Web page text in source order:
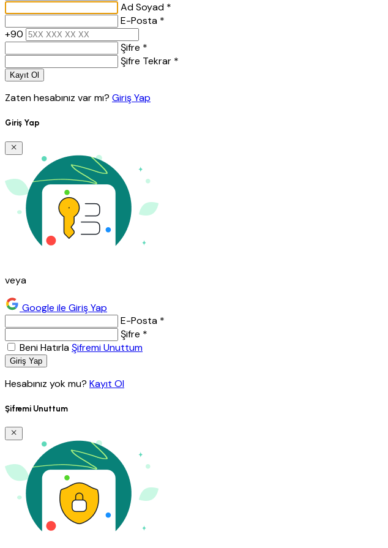
Ad Soyad *
E-Posta *
+90
Şifre *
Şifre Tekrar *
Kayıt Ol
Zaten hesabınız var mı? Giriş Yap
Giriş Yap
veya
Google ile Giriş Yap
E-Posta *
Şifre *
Beni HatırlaŞifremi Unuttum
Giriş Yap
Hesabınız yok mu? Kayıt Ol
Şifremi Unuttum